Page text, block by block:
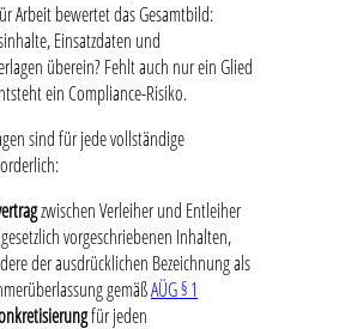
Arbeit bewertet das Gesamtbild:
Einsatzdaten und
überein? Fehlt auch nur ein Glied
ein Compliance-Risiko.
sind für jede vollständige
zwischen Verleiher und Entleiher
vorgeschriebenen Inhalten,
der ausdrücklichen Bezeichnung als
gemäßAÜG § 1
für jeden